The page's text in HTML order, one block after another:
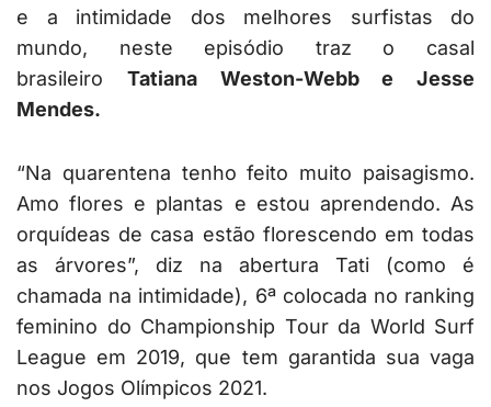
e a intimidade dos melhores surfistas do
mundo, neste episódio traz o casal
brasileiro Tatiana Weston-Webb e Jesse
Mendes.
“Na quarentena tenho feito muito paisagismo.
Amo flores e plantas e estou aprendendo. As
orquídeas de casa estão florescendo em todas
as árvores”, diz na abertura Tati (como é
chamada na intimidade), 6ª colocada no ranking
feminino do Championship Tour da World Surf
League em 2019, que tem garantida sua vaga
nos Jogos Olímpicos 2021.